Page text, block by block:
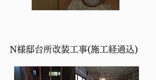
​N様邸台所改装工事(施工経過込)